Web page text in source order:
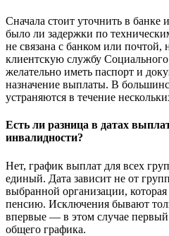
Сначала стоит уточнить в банке
было ли задержки по
не связана с банком или почтой,
клиентскую службу
желательно иметь паспорт и
назначение выплаты. В
устраняются в течение
Есть ли разница в датах
инвалидности?
Нет, график выплат для всех
единый. Дата зависит не от
выбранной организации,
пенсию. Исключения бывают
впервые — в этом случае
общего графика.